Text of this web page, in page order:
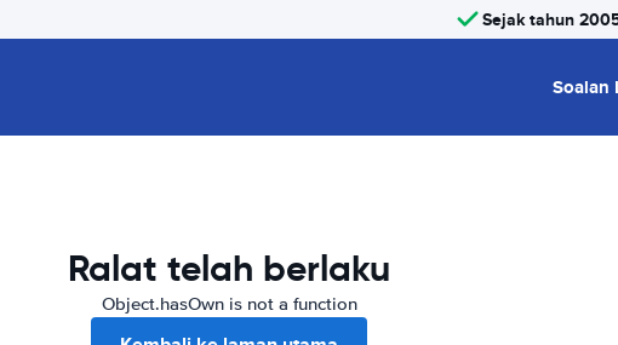
Sejak tahun
Soalan
Ralat telah berlaku
Object.hasOwn is not a function